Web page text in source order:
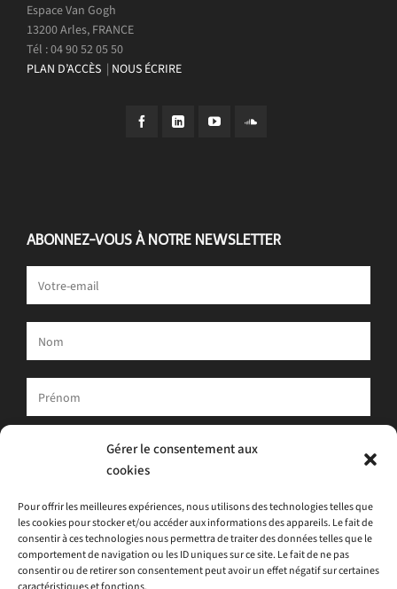
Gérer le consentement aux
cookies
Pour offrir les meilleures expériences, nous utilisons des technologies telles que
les cookies pour stocker et/ou accéder aux informations des appareils. Le fait de
consentir à ces technologies nous permettra de traiter des données telles que le
comportement de navigation ou les ID uniques sur ce site. Le fait de ne pas
consentir ou de retirer son consentement peut avoir un effet négatif sur certaines
Espace Van Gogh
13200 Arles, FRANCE
Tél : 04 90 52 05 50
PLAN D’ACCÈS | NOUS ÉCRIRE
ABONNEZ-VOUS À NOTRE NEWSLETTER
Votre adresse e-mail est uniquement utilisée pour vous envoyer
notre newsletter et des informations sur les activités d'ATLAS.
la newsletter.
J'acceptela politique de confidentialité